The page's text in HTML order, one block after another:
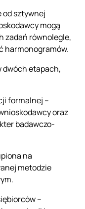
od sztywnej
mogą
zadań równolegle,
harmonogramów.
dwóch etapach,
formalnej –
oraz
badawczo-
na
metodzie
–